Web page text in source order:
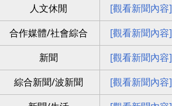
人文休閒 [觀看新聞內容]
合作媒體/社會綜合 [觀看新聞內容]
新聞 [觀看新聞內容]
綜合新聞/波新聞 [觀看新聞內容]